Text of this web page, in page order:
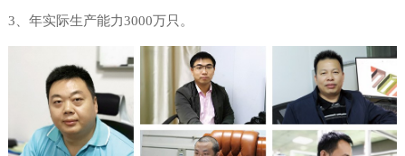
3、年实际生产能力3000万只。